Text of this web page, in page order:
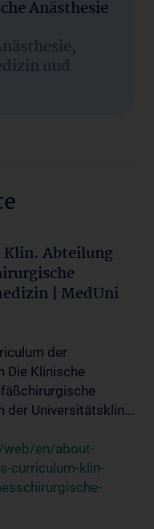
Anästhesie
und
Klin. Abteilung
| MedUni
der
Die Klinische
der Universitätsklin...
web/en/about-
curriculum-klin-